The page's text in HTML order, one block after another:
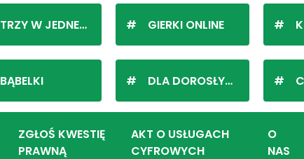
TRZY W JEDNEJ LINII
BĄBELKI
GIERKI ONLINE
DLA DOROSŁYCH
ZGŁOŚ KWESTIĘ
PRAWNĄ
AKT O USŁUGACH
CYFROWYCH
O
NAS